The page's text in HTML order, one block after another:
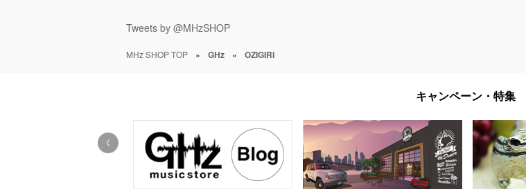
Tweets by @MHzSHOP
MHz SHOP TOP » GHz » OZIGIRI
キャンペーン・特集